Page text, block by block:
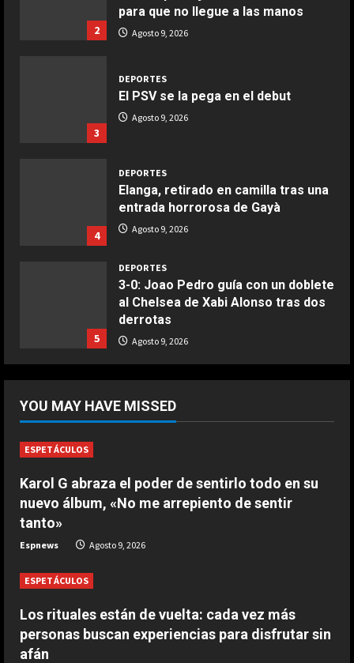
Ensalada de espinacas deliciosa
COCINA
Boquerones fritos en freidora de
COCINA
Buñuelos de alcachofas
5
COCINA
2
para que no llegue a las manos
Agosto 9, 2026
3
DEPORTES
El PSV se la pega en el debut
Agosto 9, 2026
4
DEPORTES
Elanga, retirado en camilla tras una
entrada horrorosa de Gayà
Agosto 9, 2026
5
DEPORTES
3-0: Joao Pedro guía con un doblete
al Chelsea de Xabi Alonso tras dos
derrotas
Agosto 9, 2026
campo para agredir a los jugadores
tras un penalti
2
Osimhen la lía ante el Villarreal: le
tienen que sujetar entre varios
Agosto 9, 2026
El PSV se la pega en el debut
Agosto 9, 2026
YOU MAY HAVE MISSED
ESPETÁCULOS
Karol G abraza el poder de sentirlo todo en su
nuevo álbum, «No me arrepiento de sentir
tanto»
Espnews Agosto 9, 2026
ESPETÁCULOS
Los rituales están de vuelta: cada vez más
personas buscan experiencias para disfrutar sin
afán